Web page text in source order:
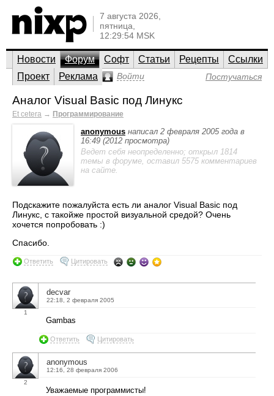
7 августа 2026,
пятница,
12:29:54 MSK
Новости Форум Софт Статьи Рецепты
Ссылки
Проект
Реклама Войти Постучаться
Аналог Visual Basic под Линукс
Et cetera → Программирование
anonymous написал 2 февраля 2005 года в
16:49 (2012 просмотра)
Ведет себя неопределенно; открыл 1814
темы в форуме, оставил 5575 комментариев
на сайте.
Подскажите пожалуйста есть ли аналог Visual Basic под
Линукс, с такойже простой визуальной средой? Очень
хочется попробовать :)
Спасибо.
Ответить Цитировать
1
decvar
22:18, 2 февраля 2005
Gambas
Ответить Цитировать
2
anonymous
12:16, 28 февраля 2006
Уважаемые программисты!